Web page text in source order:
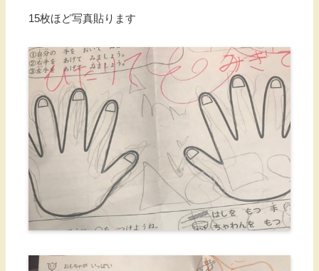
15枚ほど写真貼ります